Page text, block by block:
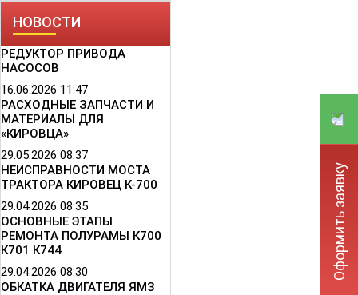
НОВОСТИ
РЕДУКТОР ПРИВОДА
НАСОСОВ
16.06.2026 11:47
РАСХОДНЫЕ ЗАПЧАСТИ И
МАТЕРИАЛЫ ДЛЯ
«КИРОВЦА»
29.05.2026 08:37
НЕИСПРАВНОСТИ МОСТА
ТРАКТОРА КИРОВЕЦ К-700
29.04.2026 08:35
ОСНОВНЫЕ ЭТАПЫ
РЕМОНТА ПОЛУРАМЫ К700
К701 К744
29.04.2026 08:30
ОБКАТКА ДВИГАТЕЛЯ ЯМЗ
Оформить заявку